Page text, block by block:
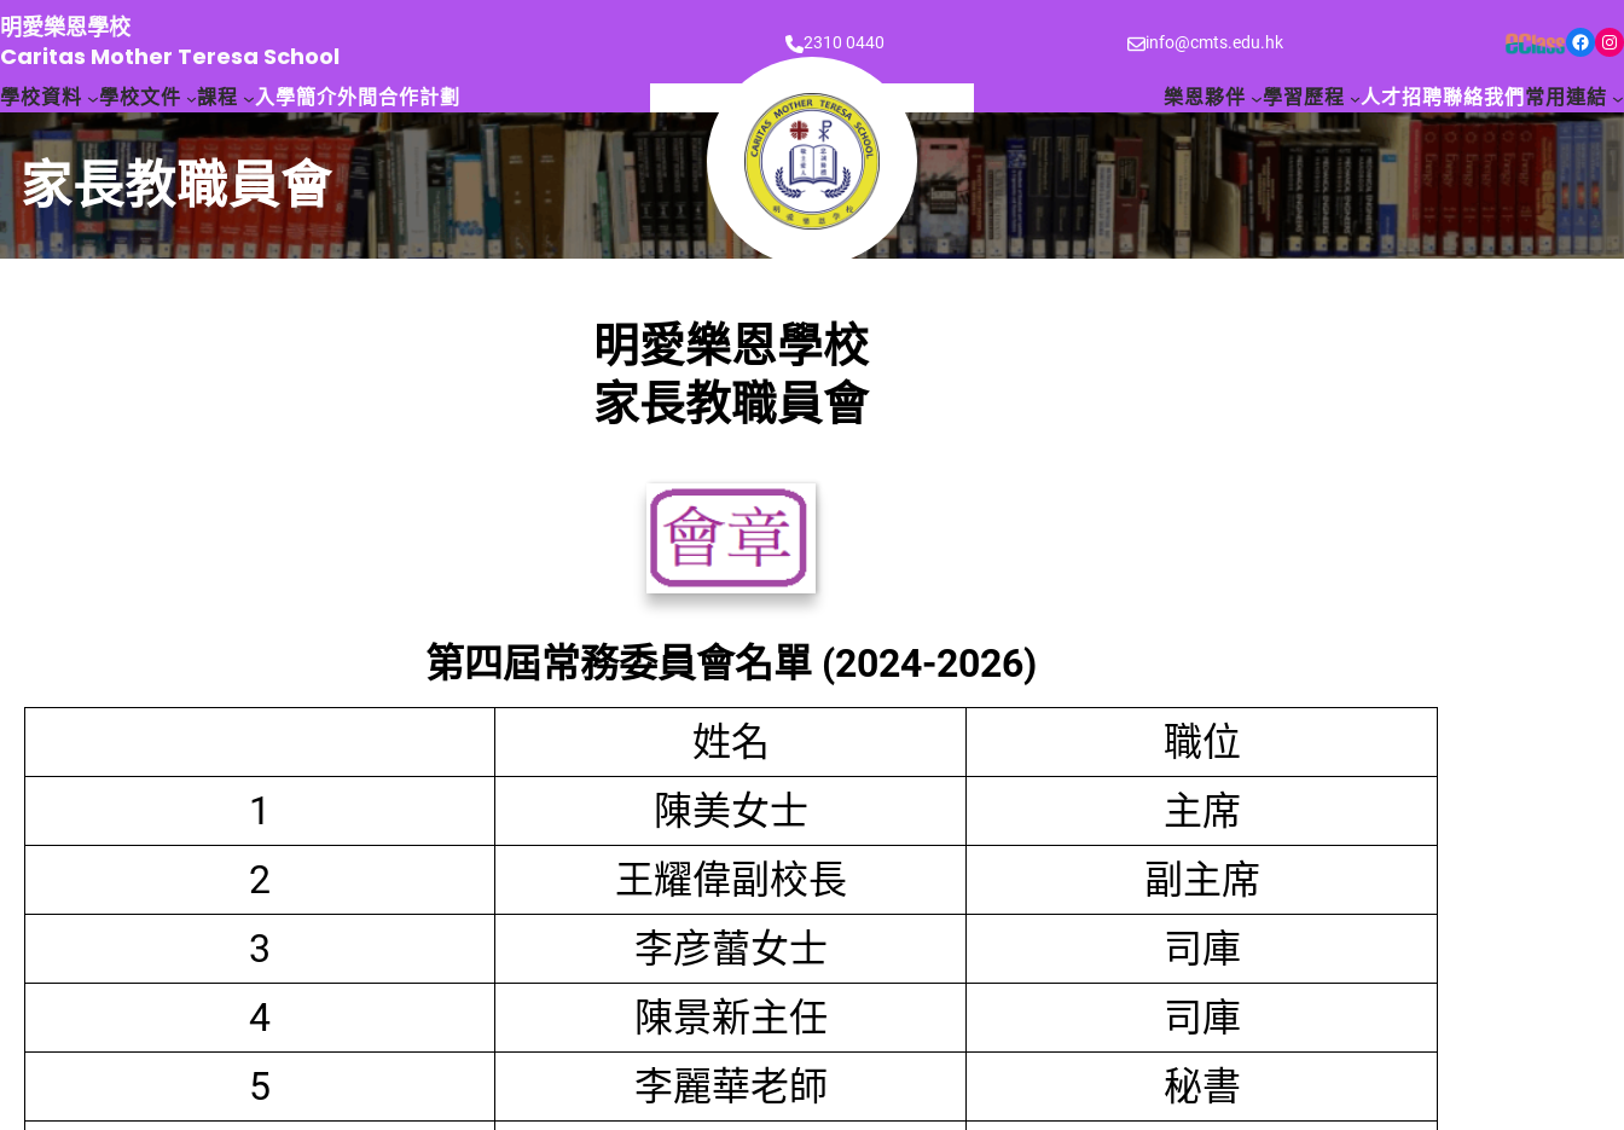
跳
至
主
要
容
明愛樂恩學校
Caritas Mother Teresa School
2310 0440 info@cmts.edu.hk Facebook Instagram
學校資料 學校文件 課程 入學簡介外間合作計劃 樂恩夥伴 學習歷程 人才招聘聯絡我們 常用連結
家長教職員會
明愛樂恩學校
家長教職員會
第四屆常務委員會名單 (2024-2026)
姓名
職位
1
陳美女士
主席
2
王耀偉副校長
副主席
3
李彦蕾女士
司庫
4
陳景新主任
司庫
5
李麗華老師
秘書